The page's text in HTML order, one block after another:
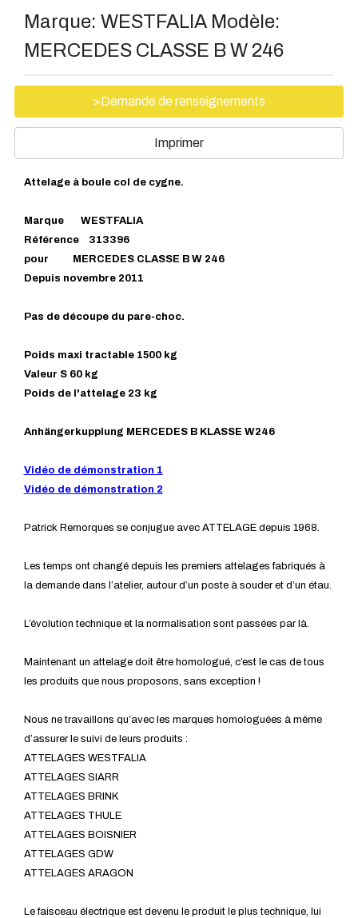
Marque: WESTFALIA Modèle:
MERCEDES CLASSE B W 246
>Demande de renseignements
Imprimer
Attelage à boule col de cygne.
Marque WESTFALIA
Référence 313396
pour MERCEDES CLASSE B W 246
Depuis novembre 2011
Pas de découpe du pare-choc.
Poids maxi tractable 1500 kg
Valeur S 60 kg
Poids de l'attelage 23 kg
Anhängerkupplung MERCEDES B KLASSE W246
Vidéo de démonstration 1
Vidéo de démonstration 2
Patrick Remorques se conjugue avec ATTELAGE depuis 1968.
Les temps ont changé depuis les premiers attelages fabriqués à
la demande dans l’atelier, autour d’un poste à souder et d’un étau.
L’évolution technique et la normalisation sont passées par là.
Maintenant un attelage doit être homologué, c’est le cas de tous
les produits que nous proposons, sans exception !
Nous ne travaillons qu’avec les marques homologuées à même
d’assurer le suivi de leurs produits :
ATTELAGES WESTFALIA
ATTELAGES SIARR
ATTELAGES BRINK
ATTELAGES THULE
ATTELAGES BOISNIER
ATTELAGES GDW
ATTELAGES ARAGON
Le faisceau électrique est devenu le produit le plus technique, lui